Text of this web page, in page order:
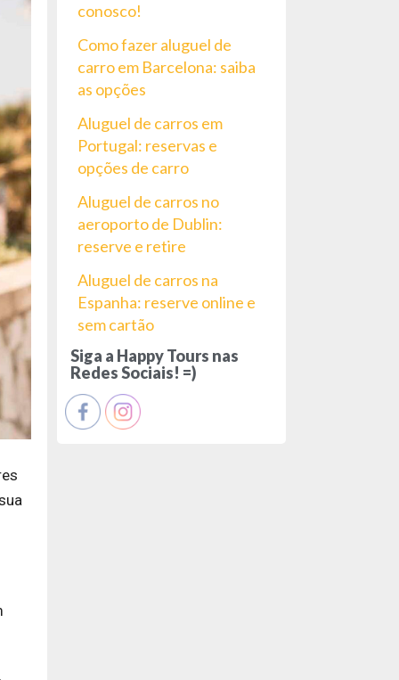
conosco!
Como fazer aluguel de
carro em Barcelona: saiba
as opções
Aluguel de carros em
Portugal: reservas e
opções de carro
Aluguel de carros no
aeroporto de Dublin:
reserve e retire
Aluguel de carros na
Espanha: reserve online e
sem cartão
Siga a Happy Tours nas
Redes Sociais! =)